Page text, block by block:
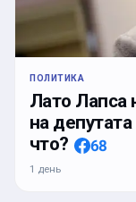
ПОЛИТИКА
Лато Лапса
на
что?
68
1 день